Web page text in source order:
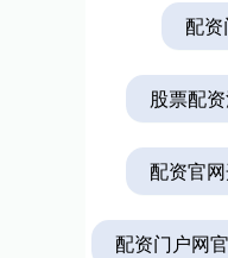
配资
股票配
配资官
配资门户网